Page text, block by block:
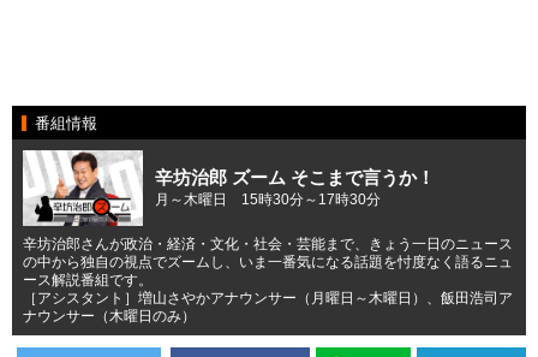
番組情報
辛坊治郎 ズーム そこまで言うか！
月～木曜日 15時30分～17時30分
辛坊治郎さんが政治・経済・文化・社会・芸能まで、きょう一日のニュース
の中から独自の視点でズームし、いま一番気になる話題を忖度なく語るニュ
ース解説番組です。
［アシスタント］増山さやかアナウンサー（月曜日～木曜日）、飯田浩司ア
ナウンサー（木曜日のみ）